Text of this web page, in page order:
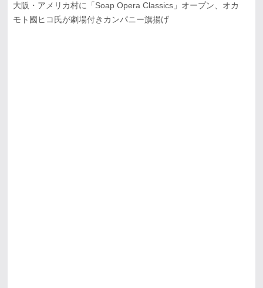
大阪・アメリカ村に「Soap Opera Classics」オープン、オカ
モト國ヒコ氏が劇場付きカンパニー旗揚げ